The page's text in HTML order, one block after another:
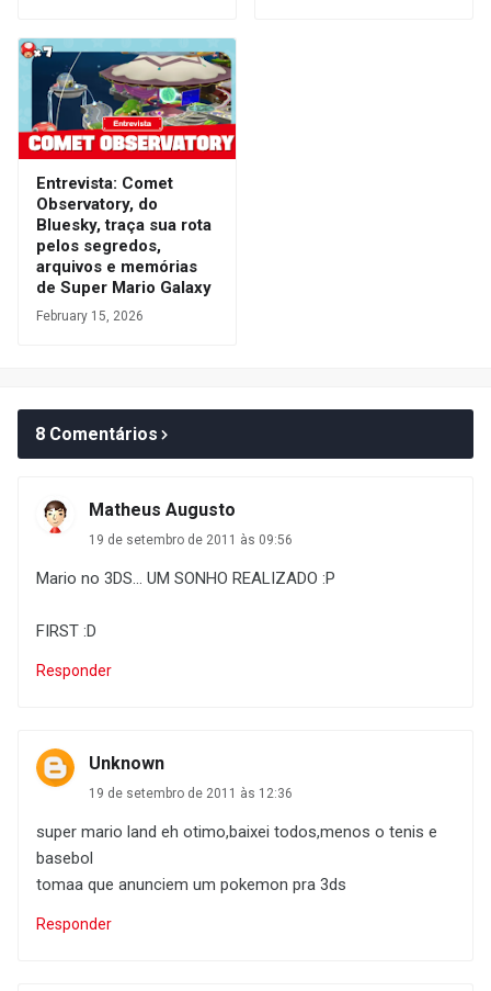
Entrevista: Comet
Observatory, do
Bluesky, traça sua rota
pelos segredos,
arquivos e memórias
de Super Mario Galaxy
February 15, 2026
8 Comentários
Matheus Augusto
19 de setembro de 2011 às 09:56
Mario no 3DS... UM SONHO REALIZADO :P
FIRST :D
Responder
Unknown
19 de setembro de 2011 às 12:36
super mario land eh otimo,baixei todos,menos o tenis e
basebol
tomaa que anunciem um pokemon pra 3ds
Responder